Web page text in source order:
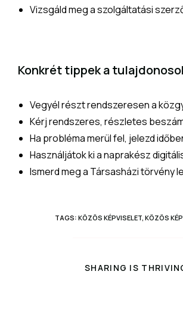
Vizsgáld meg a szolgáltatási
Konkrét tippek a
Vegyél részt rendszeresen a
Kérj rendszeres, részletes
Ha probléma merül fel, jelezd
Használjátok ki a naprakész
Ismerd meg a Társasházi
TAGS: KÖZÖS KÉPVISELET KÖZÖS
SHARING IS